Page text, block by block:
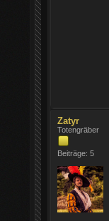
Zatyr
Totengräber
Beiträge: 5